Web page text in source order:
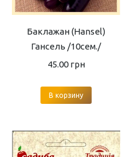
Баклажан (Hansel)
Гансель /10сем./
45.00 грн
В корзину